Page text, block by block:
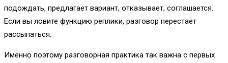
подождать, предлагает вариант, отказывает, соглашается.
Если вы ловите функцию реплики, разговор перестает
рассыпаться.
Именно поэтому разговорная практика так важна с первых